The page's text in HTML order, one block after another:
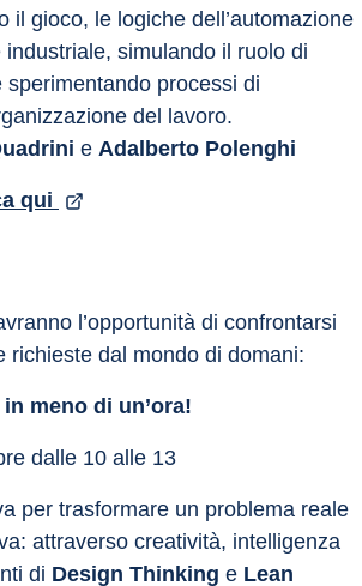
il gioco, le logiche dell’automazione
simulando il ruolo di
processi di
del lavoro.
e Adalberto Polenghi
qui
l’opportunità di confrontarsi
richieste dal mondo di domani:
meno di un’ora!
dalle 10 alle 13
per trasformare un problema reale
attraverso creatività, intelligenza
di Design Thinking e Lean